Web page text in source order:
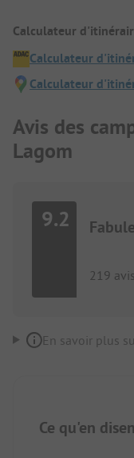
Calculateur
Calculateur
Calculateur
Avis des
Lagom
9.2
219 avis
En savoir plus
Ce qu'en